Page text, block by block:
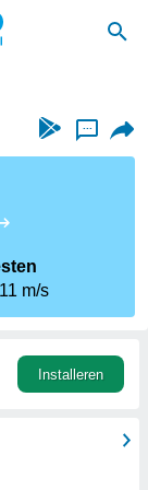
...
11 m/s
Installeren